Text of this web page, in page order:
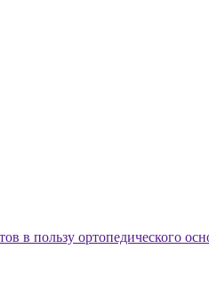
в пользу ортопедического